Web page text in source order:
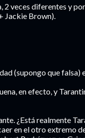
veces diferentes y
Jackie Brown).
(supongo que falsa)
en efecto, y
¿Está realmente
en el otro extremo